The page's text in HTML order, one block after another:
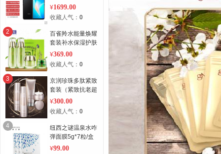
摄 支持66W超级
快充 6.5英寸
OLED大屏 全网通
黑 128G
¥1699.00
收藏人气： 0
2
百雀羚水能量焕耀
套装补水保湿护肤
套装 两件套 翠绿
200ml
¥369.00
收藏人气： 0
3
京润珍珠多肽紧致
套装（紧致抗老超
值4支组合装） 4
支组合装
¥300.00
收藏人气： 0
4
纽西之谜温泉水咋
弹面膜5g*7粒/盒
*3盒 3盒
¥99.00